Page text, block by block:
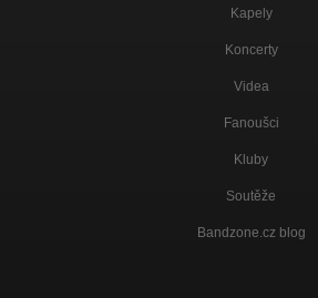
Kapely
Koncerty
Videa
Fanoušci
Kluby
Soutěže
Bandzone.cz blog